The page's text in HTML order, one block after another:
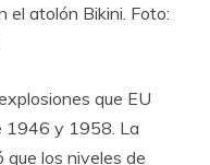
el atolón Bikini. Foto:
que EU
1946 y 1958. La
que los niveles de